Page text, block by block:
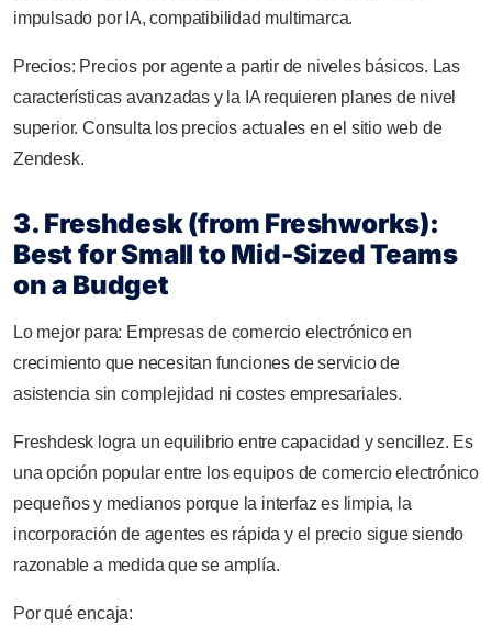
impulsado por IA, compatibilidad multimarca.
Precios: Precios por agente a partir de niveles básicos. Las
características avanzadas y la IA requieren planes de nivel
superior. Consulta los precios actuales en el sitio web de
Zendesk.
3. Freshdesk (from Freshworks):
Best for Small to Mid-Sized Teams
on a Budget
Lo mejor para: Empresas de comercio electrónico en
crecimiento que necesitan funciones de servicio de
asistencia sin complejidad ni costes empresariales.
Freshdesk logra un equilibrio entre capacidad y sencillez. Es
una opción popular entre los equipos de comercio electrónico
pequeños y medianos porque la interfaz es limpia, la
incorporación de agentes es rápida y el precio sigue siendo
razonable a medida que se amplía.
Por qué encaja: